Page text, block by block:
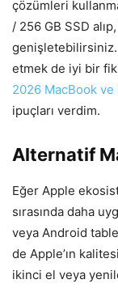
çözümleri
/ 256 GB SSD
genişletebilirsiniz.
etmek de iyi bir
2026 MacBook ve
ipuçları verdim.
Alternatif
Eğer Apple
sırasında daha
veya Android
de Apple’ın
ikinci el veya